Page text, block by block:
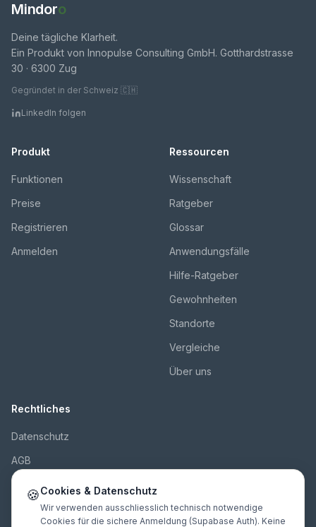
Mindoro
Deine tägliche Klarheit.
Ein Produkt von Innopulse Consulting GmbH. Gotthardstrasse
30 · 6300 Zug
Gegründet in der Schweiz 🇨🇭
LinkedIn folgen
Produkt
Funktionen
Preise
Registrieren
Anmelden
Ressourcen
Wissenschaft
Ratgeber
Glossar
Anwendungsfälle
Hilfe-Ratgeber
Gewohnheiten
Standorte
Vergleiche
Über uns
Rechtliches
Datenschutz
AGB
Impressum
Kontakt
🍪Cookies & Datenschutz
Wir verwenden ausschliesslich technisch notwendige
Cookies für die sichere Anmeldung (Supabase Auth). Keine